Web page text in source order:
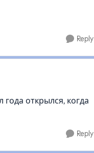
Reply
открылся, когда
Reply